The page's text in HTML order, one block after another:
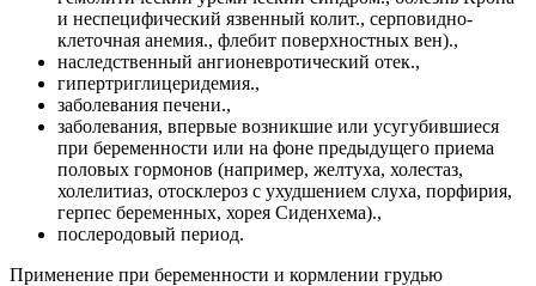
и неспецифический язвенный колит., серповидно-
клеточная анемия., флебит поверхностных вен).,
наследственный ангионевротический отек.,
гипертриглицеридемия.,
заболевания печени.,
заболевания, впервые возникшие или усугубившиеся
при беременности или на фоне предыдущего приема
половых гормонов (например, желтуха, холестаз,
холелитиаз, отосклероз с ухудшением слуха, порфирия,
герпес беременных, хорея Сиденхема).,
послеродовый период.
Применение при беременности и кормлении грудью